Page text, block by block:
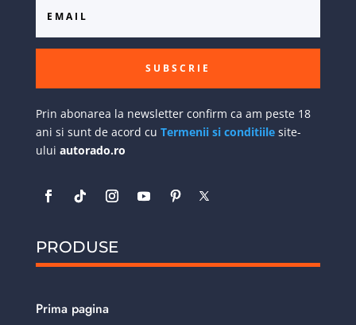
SUBSCRIE
Prin abonarea la newsletter confirm ca am peste 18
ani si sunt de acord cu Termenii si conditiilesite-
ului autorado.ro
PRODUSE
Prima pagina